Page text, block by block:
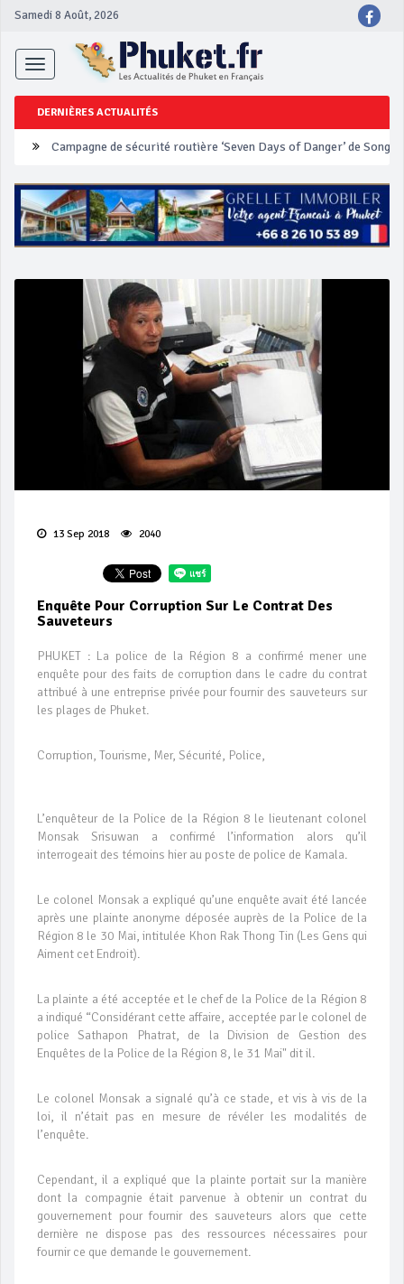
Samedi 8 Août, 2026
Toggle
navigation
DERNIÈRES ACTUALITÉS
Un touriste français blessé en se faisant arracher son collier en
Phuket Peranakan Festival
‘Phuket Eye’ assurera la sécurité pendant Songkran
Campagne de sécurité routière ‘Seven Days of Danger’ de
13 Sep 2018 2040
Enquête Pour Corruption Sur Le Contrat Des
Sauveteurs
PHUKET : La police de la Région 8 a confirmé mener une
enquête pour des faits de corruption dans le cadre du contrat
attribué à une entreprise privée pour fournir des sauveteurs sur
les plages de Phuket.
Corruption, Tourisme, Mer, Sécurité, Police,
L’enquêteur de la Police de la Région 8 le lieutenant colonel
Monsak Srisuwan a confirmé l’information alors qu’il
interrogeait des témoins hier au poste de police de Kamala.
Le colonel Monsak a expliqué qu’une enquête avait été lancée
après une plainte anonyme déposée auprès de la Police de la
Région 8 le 30 Mai, intitulée Khon Rak Thong Tin (Les Gens qui
Aiment cet Endroit).
La plainte a été acceptée et le chef de la Police de la Région 8
a indiqué “Considérant cette affaire, acceptée par le colonel de
police Sathapon Phatrat, de la Division de Gestion des
Enquêtes de la Police de la Région 8, le 31 Mai" dit il.
Le colonel Monsak a signalé qu’à ce stade, et vis à vis de la
loi, il n’était pas en mesure de révéler les modalités de
l’enquête.
Cependant, il a expliqué que la plainte portait sur la manière
dont la compagnie était parvenue à obtenir un contrat du
gouvernement pour fournir des sauveteurs alors que cette
dernière ne dispose pas des ressources nécessaires pour
fournir ce que demande le gouvernement.